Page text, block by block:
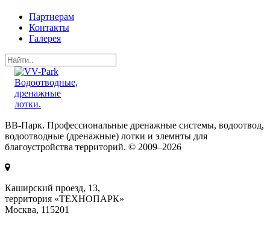
Партнерам
Контакты
Галерея
ВВ-Парк. Профессиональные дренажные системы, водоотвод,
водоотводные (дренажные) лотки и элемнты для
благоустройства территорий. © 2009–2026
Каширский проезд, 13,
территория «ТЕХНОПАРК»
Москва, 115201